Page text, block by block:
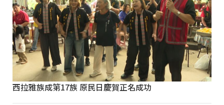
西拉雅族成第17族 原民日慶賀正名成功